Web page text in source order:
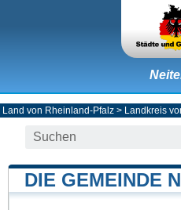
Land von Rheinland-Pfalz> Landkreis
DIE GEMEINDE